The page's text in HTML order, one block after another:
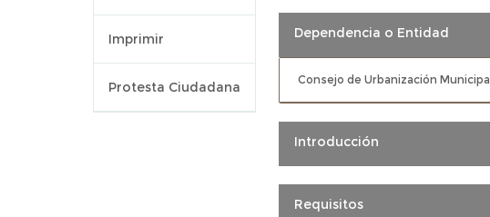
Imprimir
Protesta Ciudadana
Dependencia o Entidad
Consejo de Urbanización Municipal
Introducción
Requisitos